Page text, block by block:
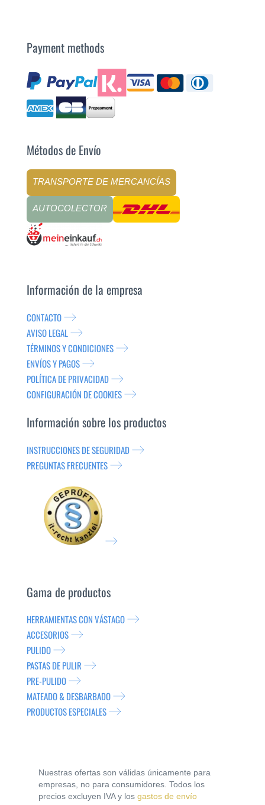
Payment methods
Métodos de Envío
TRANSPORTE DE MERCANCÍAS
AUTOCOLECTOR
Información de la empresa
CONTACTO
AVISO LEGAL
TÉRMINOS Y CONDICIONES
ENVÍOS Y PAGOS
POLÍTICA DE PRIVACIDAD
CONFIGURACIÓN DE COOKIES
Información sobre los productos
INSTRUCCIONES DE SEGURIDAD
PREGUNTAS FRECUENTES
Gama de productos
HERRAMIENTAS CON VÁSTAGO
ACCESORIOS
PULIDO
PASTAS DE PULIR
PRE-PULIDO
MATEADO & DESBARBADO
PRODUCTOS ESPECIALES
Nuestras ofertas son válidas únicamente para
empresas, no para consumidores. Todos los
precios excluyen IVA y los gastos de envío